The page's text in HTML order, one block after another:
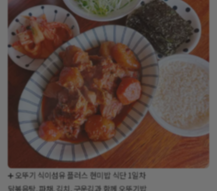
➕ 오뚜기 식이섬유 플러스 현미밥 식단 1일차
닭볶음탕. 파채. 김치. 구운김과 함께 오뚜기밥